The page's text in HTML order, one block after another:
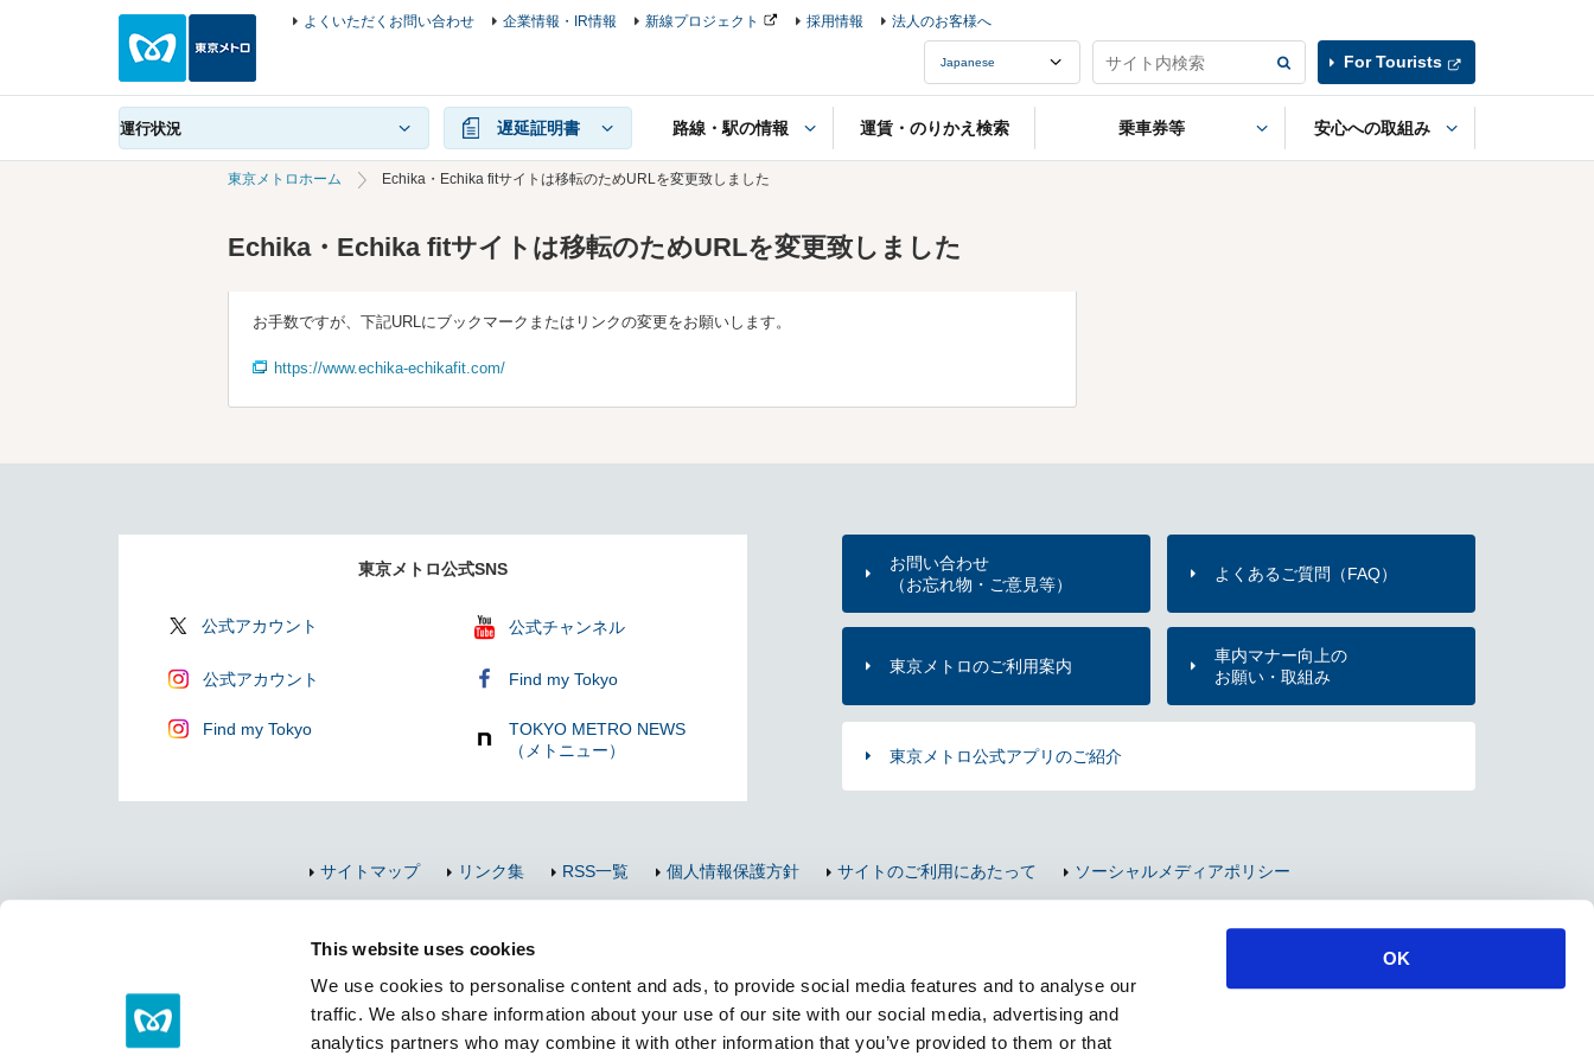
This website uses cookies
We use cookies to personalise content and ads, to provide social media features and to analyse our
traffic. We also share information about your use of our site with our social media, advertising and
analytics partners who may combine it with other information that you’ve provided to them or that
OK
運行状況 遅延証明書 路線・駅の情報 運賃・のりかえ検索 乗車券等 安心への取組み
よくいただくお問い合わせ 企業情報・IR情報 新線プロジェクト 採用情報 法人のお客様へ
For Tourists
東京メトロホーム Echika・Echika fitサイトは移転のためURLを変更致しました
Echika・Echika fitサイトは移転のためURLを変更致しました
お手数ですが、下記URLにブックマークまたはリンクの変更をお願いします。
https://www.echika-echikafit.com/
東京メトロ公式SNS
公式アカウント 公式チャンネル
公式アカウント Find my Tokyo
Find my Tokyo
TOKYO METRO NEWS
（メトニュー）
お問い合わせ
（お忘れ物・ご意見等）
よくあるご質問（FAQ）
東京メトロのご利用案内
車内マナー向上の
お願い・取組み
東京メトロ公式アプリのご紹介
サイトマップ リンク集 RSS一覧 個人情報保護方針 サイトのご利用にあたって ソーシャルメディアポリシー